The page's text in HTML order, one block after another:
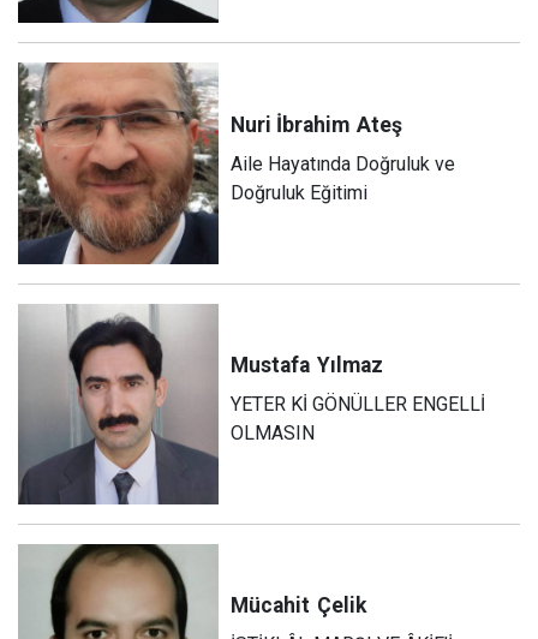
Nuri İbrahim Ateş
Aile Hayatında Doğruluk ve
Doğruluk Eğitimi
Mustafa Yılmaz
YETER Kİ GÖNÜLLER ENGELLİ
OLMASIN
Mücahit Çelik